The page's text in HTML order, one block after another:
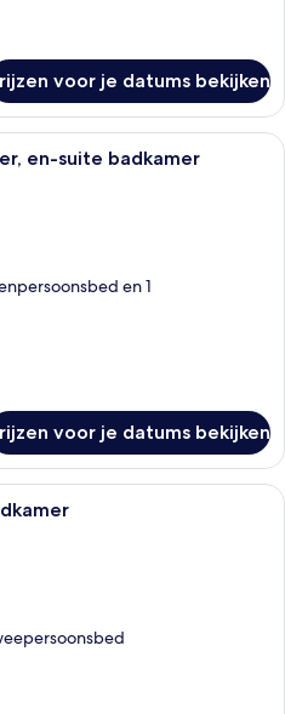
voor je datums bekijken
Een hotelkamer met een bed, een
en-suite badkamer
en 1
voor je datums bekijken
Een moderne hotelkamer met een